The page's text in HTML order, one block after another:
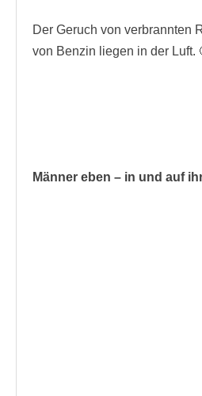
Der Geruch von verbrannten
von Benzin liegen in der Luft.
Männer eben – in und auf